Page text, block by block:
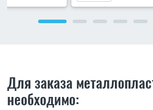
Для заказа
необходимо: